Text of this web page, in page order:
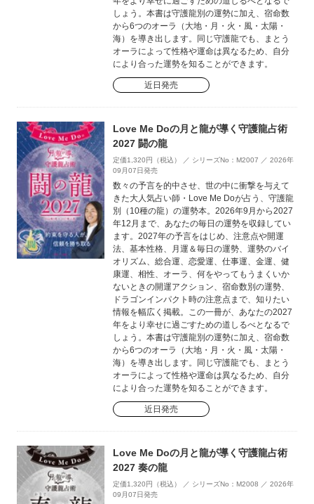
しょう。本書は守護龍別の運勢に加え、宿命数
から6つのオーラ（大地・月・火・風・太陽・
海）を導き出します。同じ守護龍でも、まとう
オーラによって性格や運命は異なるため、自分
により合った運勢を知ることができます。
近日発売
Love Me Doの月と龍が導く守護龍占術
2027 闘の龍
定価1,320円（税込） ／ シリーズNo：M2007 ／ 2026年
09月07日発売
数々の予言を的中させ、世の中に衝撃を与えて
きた大人気占い師・Love Me Doが占う、守護龍
別（10種の龍）の運勢本。2026年9月から2027
年12月まで、あなたの毎日の運勢を収録してい
ます。2027年の予言をはじめ、注意点や開運
法、基本性格、月運＆毎日の運勢、運勢のバイ
オリズム、総合運、恋愛運、仕事運、金運、健
康運、相性、オーラ、何をやってもうまくいか
ないときの開運アクション、宿命数別の運勢、
ドラゴンインパクト時の注意点まで、知りたい
情報を幅広く掲載。この一冊が、あなたの2027
年をより幸せに過ごすための道しるべとなるで
しょう。本書は守護龍別の運勢に加え、宿命数
から6つのオーラ（大地・月・火・風・太陽・
海）を導き出します。同じ守護龍でも、まとう
オーラによって性格や運命は異なるため、自分
により合った運勢を知ることができます。
近日発売
Love Me Doの月と龍が導く守護龍占術
2027 奏の龍
定価1,320円（税込） ／ シリーズNo：M2008 ／ 2026年
09月07日発売